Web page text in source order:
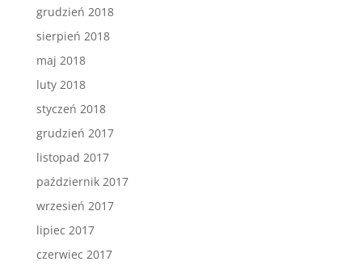
grudzień 2018
sierpień 2018
maj 2018
luty 2018
styczeń 2018
grudzień 2017
listopad 2017
październik 2017
wrzesień 2017
lipiec 2017
czerwiec 2017